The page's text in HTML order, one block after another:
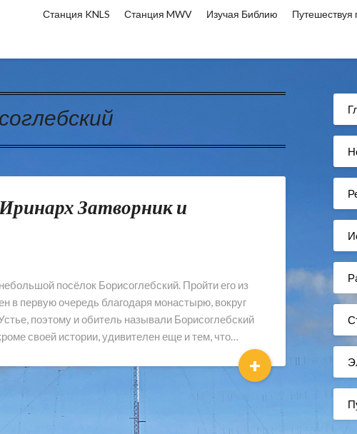
Станция KNLS Станция MWV Изучая Библию Путешествуя
Затворник и
посёлок Борисоглебский. Пройти его из
в первую очередь благодаря монастырю, вокруг
поэтому и обитель называли Борисоглебский
своей истории, удивителен еще и тем, что…
+